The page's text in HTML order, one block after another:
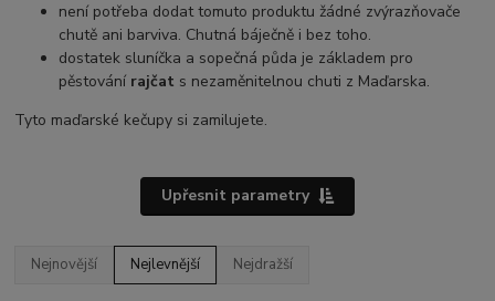
není potřeba dodat tomuto produktu žádné zvýrazňovače
chutě ani barviva. Chutná báječně i bez toho.
dostatek sluníčka a sopečná půda je základem pro
pěstování rajčat s nezaměnitelnou chuti z Maďarska.
Tyto maďarské kečupy si zamilujete.
Upřesnit parametry
Nejnovější Nejlevnější Nejdražší